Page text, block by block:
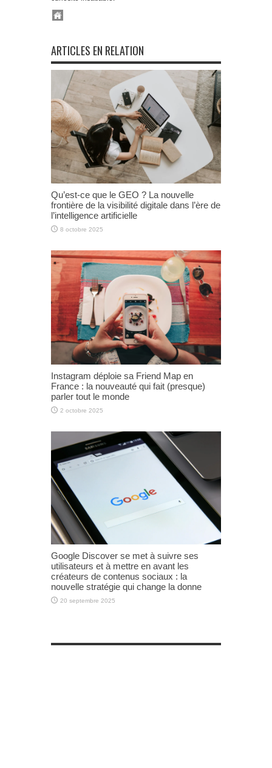
ARTICLES EN RELATION
Qu’est-ce que le GEO ? La nouvelle
frontière de la visibilité digitale dans l’ère de
l’intelligence artificielle
8 octobre 2025
Instagram déploie sa Friend Map en
France : la nouveauté qui fait (presque)
parler tout le monde
2 octobre 2025
Google Discover se met à suivre ses
utilisateurs et à mettre en avant les
créateurs de contenus sociaux : la
nouvelle stratégie qui change la donne
20 septembre 2025